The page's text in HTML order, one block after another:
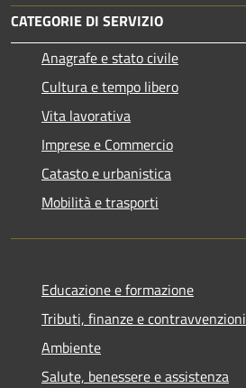
CATEGORIE DI SERVIZIO
Anagrafe e stato civile
Cultura e tempo libero
Vita lavorativa
Imprese e Commercio
Catasto e urbanistica
Mobilità e trasporti
Educazione e formazione
Tributi, finanze e contravvenzioni
Ambiente
Salute, benessere e assistenza